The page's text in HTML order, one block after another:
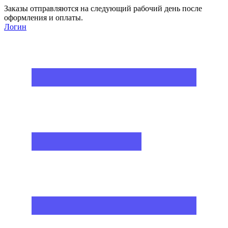
Заказы отправляются на следующий рабочий день после
оформления и оплаты.
Логин